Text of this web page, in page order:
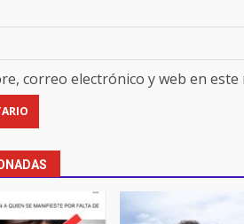
correo electrónico y web en